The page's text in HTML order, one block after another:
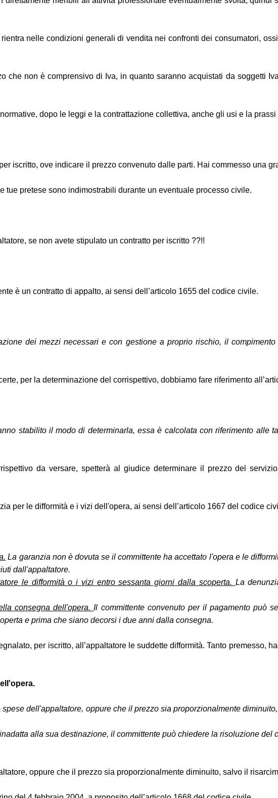
nelle condizioni generali di vendita nei confronti dei consumatori,
che non è comprensivo di Iva, in quanto saranno acquistati da soggetti
dopo le leggi e la contrattazione collettiva, anche gli usi e la
iscritto, ove indicare il prezzo convenuto dalle parti. Hai commesso una
tue pretese sono indimostrabili durante un eventuale processo civile.
se non avete stipulato un contratto per iscritto ??!!
è un contratto di appalto, ai sensi dell’articolo 1655 del codice civile.
dei mezzi necessari e con gestione a proprio rischio, il
per la determinazione del corrispettivo, dobbiamo fare riferimento
stabilito il modo di determinarla, essa è calcolata con riferimento alle
da versare, spetterà al giudice determinare il prezzo del
per le difformità e i vizi dell'opera, ai sensi dell’articolo 1667 del codice
La garanzia non è dovuta se il committente ha accettato l'opera e le
dall'appaltatore.
le difformità o i vizi entro sessanta giorni dalla scoperta. La
consegna dell'opera.Il committente convenuto per il pagamento può
e prima che siano decorsi i due anni dalla consegna.
per iscritto, all’appaltatore le suddette difformità. Tanto premesso,
dell'appaltatore, oppure che il prezzo sia proporzionalmente
alla sua destinazione, il committente può chiedere la risoluzione del
oppure che il prezzo sia proporzionalmente diminuito, salvo il